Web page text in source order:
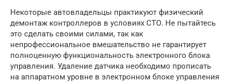
Некоторые автовладельцы практикуют физический
демонтаж контроллеров в условиях СТО. Не пытайтесь
это сделать своими силами, так как
непрофессиональное вмешательство не гарантирует
полноценную функциональность электронного блока
управления. Удаление датчика необходимо прописать
на аппаратном уровне в электронном блоке управления